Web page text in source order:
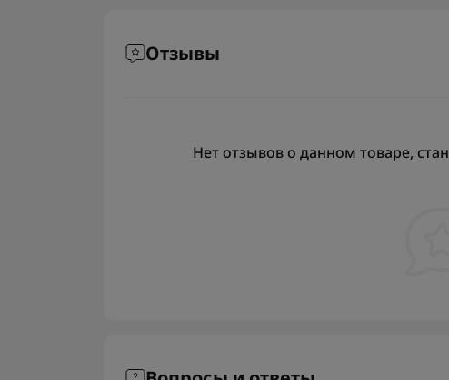
Отзывы
Нет отзывов о данном товаре,